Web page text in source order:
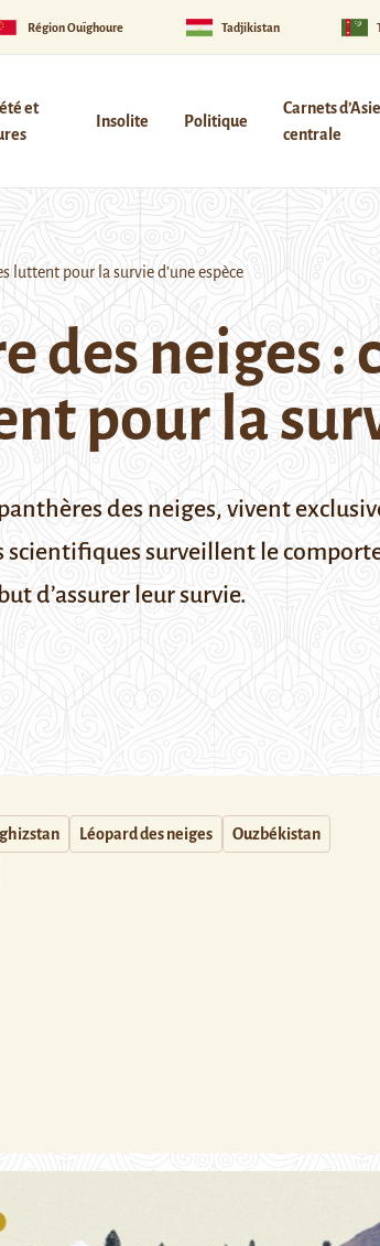
Région Ouïghoure Tadjikistan
et
Insolite Politique
Carnets d’Asie
centrale
luttent pour la survie d’une espèce
des neiges :
pour la
des neiges, vivent
scientifiques surveillent le
d’assurer leur survie.
Léopard des neiges Ouzbékistan